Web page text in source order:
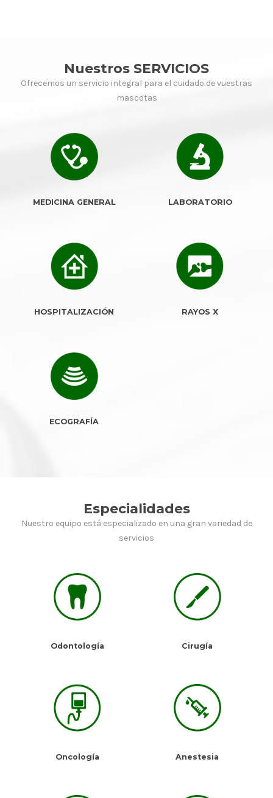
Nuestros SERVICIOS
Ofrecemos un servicio integral para el cuidado de vuestras
mascotas
MEDICINA GENERAL LABORATORIO
HOSPITALIZACIÓN RAYOS X
ECOGRAFÍA
Especialidades
Nuestro equipo está especializado en una gran variedad de
servicios
Odontología Cirugía
Oncología Anestesia